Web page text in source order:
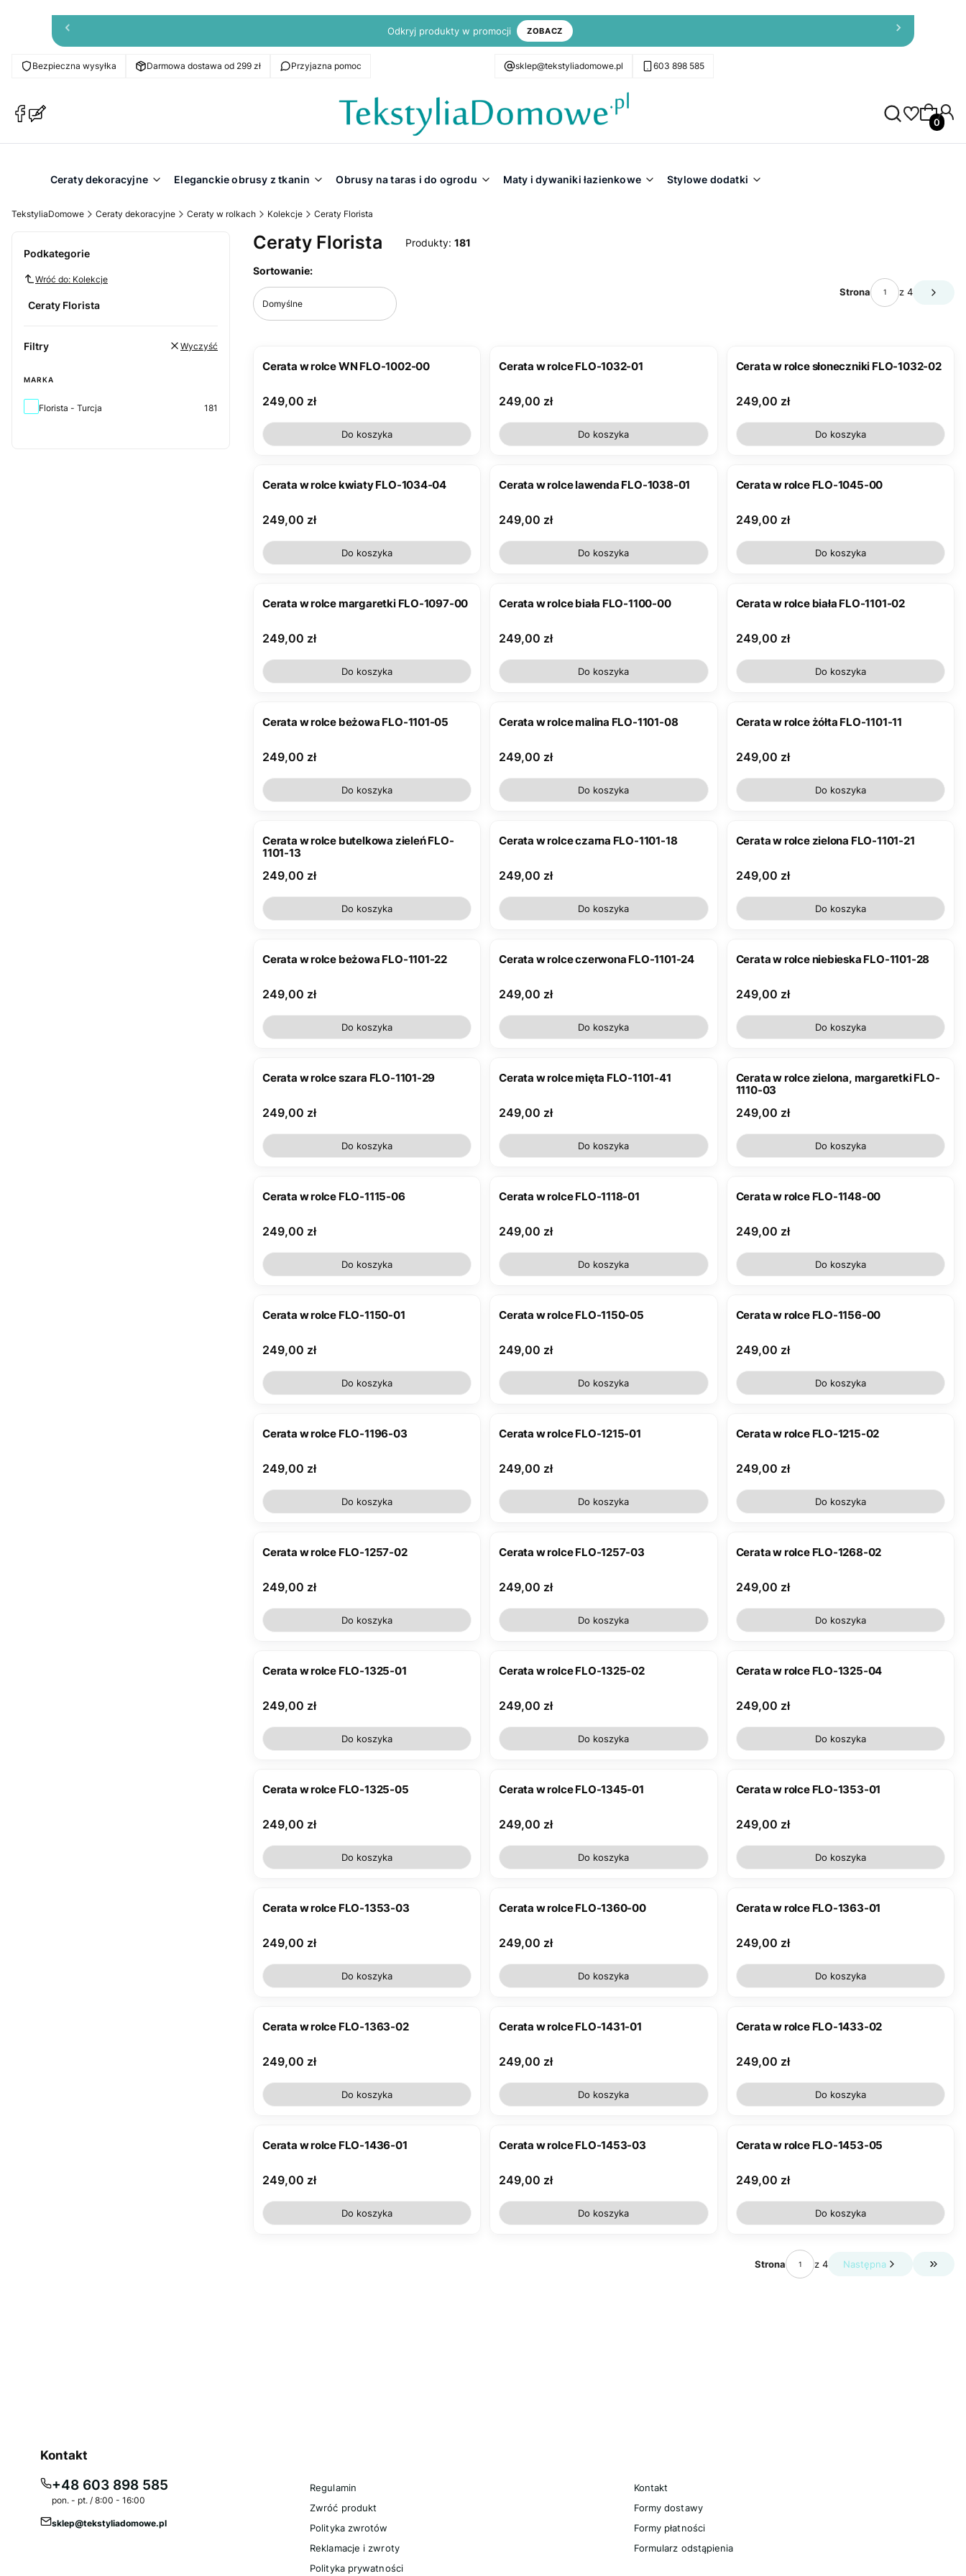
Odkryj produkty w promocji ZOBACZ
Bezpieczna wysyłka Darmowa dostawa od 299 zł Przyjazna pomoc sklep@tekstyliadomowe.pl 603 898 585
karcie)
Produkty
Ceraty dekoracyjne Eleganckie obrusy z tkanin Obrusy na taras i do ogrodu Maty i dywaniki łazienkowe Stylowe dodatki
TekstyliaDomowe Ceraty dekoracyjne Ceraty w rolkach Kolekcje Ceraty Florista
Podkategorie
Wróć do: Kolekcje
Ceraty Florista
Filtry Wyczyść
MARKA
MarkaFlorista - Turcja 181
Ceraty Florista Produkty: 181
Lista produktów
Sortowanie:
Domyślne
Strona z 4
Cerata w rolce WN FLO-1002-00
Cena
249,00 zł
Do koszyka
Cerata w rolce FLO-1032-01
Cena
249,00 zł
Do koszyka
Cerata w rolce słoneczniki FLO-1032-02
Cena
249,00 zł
Do koszyka
Cerata w rolce kwiaty FLO-1034-04
Cena
249,00 zł
Do koszyka
Cerata w rolce lawenda FLO-1038-01
Cena
249,00 zł
Do koszyka
Cerata w rolce FLO-1045-00
Cena
249,00 zł
Do koszyka
Cerata w rolce margaretki FLO-1097-00
Cena
249,00 zł
Do koszyka
Cerata w rolce biała FLO-1100-00
Cena
249,00 zł
Do koszyka
Cerata w rolce biała FLO-1101-02
Cena
249,00 zł
Do koszyka
Cerata w rolce beżowa FLO-1101-05
Cena
249,00 zł
Do koszyka
Cerata w rolce malina FLO-1101-08
Cena
249,00 zł
Do koszyka
Cerata w rolce żółta FLO-1101-11
Cena
249,00 zł
Do koszyka
Cerata w rolce butelkowa zieleń FLO-
1101-13
Cena
249,00 zł
Do koszyka
Cerata w rolce czarna FLO-1101-18
Cena
249,00 zł
Do koszyka
Cerata w rolce zielona FLO-1101-21
Cena
249,00 zł
Do koszyka
Cerata w rolce beżowa FLO-1101-22
Cena
249,00 zł
Do koszyka
Cerata w rolce czerwona FLO-1101-24
Cena
249,00 zł
Do koszyka
Cerata w rolce niebieska FLO-1101-28
Cena
249,00 zł
Do koszyka
Cerata w rolce szara FLO-1101-29
Cena
249,00 zł
Do koszyka
Cerata w rolce mięta FLO-1101-41
Cena
249,00 zł
Do koszyka
Cerata w rolce zielona, margaretki FLO-
1110-03
Cena
249,00 zł
Do koszyka
Cerata w rolce FLO-1115-06
Cena
249,00 zł
Do koszyka
Cerata w rolce FLO-1118-01
Cena
249,00 zł
Do koszyka
Cerata w rolce FLO-1148-00
Cena
249,00 zł
Do koszyka
Cerata w rolce FLO-1150-01
Cena
249,00 zł
Do koszyka
Cerata w rolce FLO-1150-05
Cena
249,00 zł
Do koszyka
Cerata w rolce FLO-1156-00
Cena
249,00 zł
Do koszyka
Cerata w rolce FLO-1196-03
Cena
249,00 zł
Do koszyka
Cerata w rolce FLO-1215-01
Cena
249,00 zł
Do koszyka
Cerata w rolce FLO-1215-02
Cena
249,00 zł
Do koszyka
Cerata w rolce FLO-1257-02
Cena
249,00 zł
Do koszyka
Cerata w rolce FLO-1257-03
Cena
249,00 zł
Do koszyka
Cerata w rolce FLO-1268-02
Cena
249,00 zł
Do koszyka
Cerata w rolce FLO-1325-01
Cena
249,00 zł
Do koszyka
Cerata w rolce FLO-1325-02
Cena
249,00 zł
Do koszyka
Cerata w rolce FLO-1325-04
Cena
249,00 zł
Do koszyka
Cerata w rolce FLO-1325-05
Cena
249,00 zł
Do koszyka
Cerata w rolce FLO-1345-01
Cena
249,00 zł
Do koszyka
Cerata w rolce FLO-1353-01
Cena
249,00 zł
Do koszyka
Cerata w rolce FLO-1353-03
Cena
249,00 zł
Do koszyka
Cerata w rolce FLO-1360-00
Cena
249,00 zł
Do koszyka
Cerata w rolce FLO-1363-01
Cena
249,00 zł
Do koszyka
Cerata w rolce FLO-1363-02
Cena
249,00 zł
Do koszyka
Cerata w rolce FLO-1431-01
Cena
249,00 zł
Do koszyka
Cerata w rolce FLO-1433-02
Cena
249,00 zł
Do koszyka
Cerata w rolce FLO-1436-01
Cena
249,00 zł
Do koszyka
Cerata w rolce FLO-1453-03
Cena
249,00 zł
Do koszyka
Cerata w rolce FLO-1453-05
Cena
249,00 zł
Do koszyka
Strona z 4 Następna
Kontakt
+48 603 898 585
pon. - pt. / 8:00 - 16:00
sklep@tekstyliadomowe.pl
Regulamin
Zwróć produkt
Polityka zwrotów
Reklamacje i zwroty
Polityka prywatności
Kontakt
Formy dostawy
Formy płatności
Formularz odstąpienia